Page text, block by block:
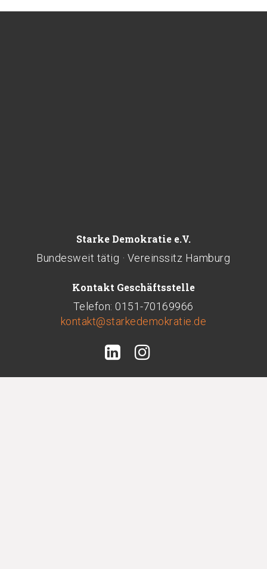
Starke Demokratie e.V.
Bundesweit tätig · Vereinssitz Hamburg
Kontakt Geschäftsstelle
Telefon: 0151-70169966
kontakt@starkedemokratie.de